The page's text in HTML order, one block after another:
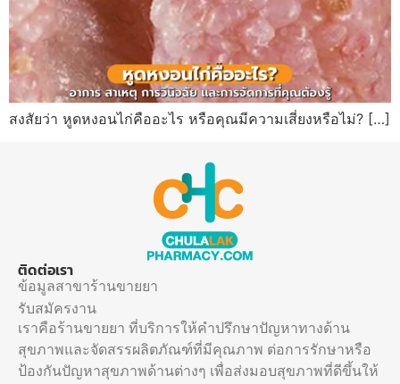
สงสัยว่า หูดหงอนไก่คืออะไร หรือคุณมีความเสี่ยงหรือไม่? […]
ติดต่อเรา
ข้อมูลสาขาร้านขายยา
รับสมัครงาน
เราคือร้านขายยา ที่บริการให้คำปรึกษาปัญหาทางด้าน
สุขภาพและจัดสรรผลิตภัณฑ์ที่มีคุณภาพ ต่อการรักษาหรือ
ป้องกันปัญหาสุขภาพด้านต่างๆ เพื่อส่งมอบสุขภาพที่ดีขึ้นให้